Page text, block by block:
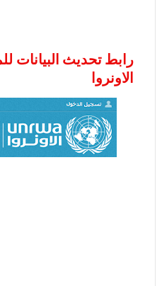
رابط تحديث البيانات
الاونروا